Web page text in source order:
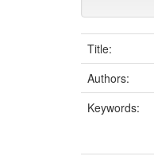
Title:
Authors:
Keywords: